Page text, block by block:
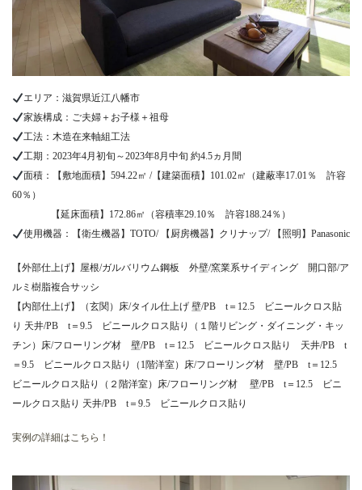
エリア：​​滋賀県近江八幡市
家族構成：​​ご夫婦＋お子様＋祖母
工法：木造在来軸組工法
工期：2023年4月初旬～2023年8月中旬 約4.5ヵ月間
面積：【敷地面積】594.22㎡ /【建築面積】101.02㎡（建蔽率17.01％ 許容
60％）
【延床面積】172.86㎡（容積率29.10％ 許容188.24％）
使用機器：【衛生機器】TOTO/ 【厨房機器】クリナップ/ 【照明】Panasonic
【外部仕上げ】屋根/ガルバリウム鋼板 外壁/窯業系サイディング 開口部/ア
ルミ樹脂複合サッシ
【内部仕上げ】（玄関）床/タイル仕上げ 壁/PB t＝12.5 ビニールクロス貼
り 天井/PB t＝9.5 ビニールクロス貼り（１階リビング・ダイニング・キッ
チン）床/フローリング材 壁/PB t＝12.5 ビニールクロス貼り 天井/PB t
＝9.5 ビニールクロス貼り（1階洋室）床/フローリング材 壁/PB t＝12.5
ビニールクロス貼り（２階洋室）床/フローリング材 壁/PB t＝12.5 ビニ
ールクロス貼り 天井/PB t＝9.5 ビニールクロス貼り
実例の詳細はこちら！